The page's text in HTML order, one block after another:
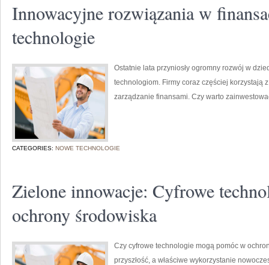
Innowacyjne rozwiązania w
technologie
Ostatnie lata przyniosły ogromny rozwój w
technologiom. Firmy coraz częściej korzystają
zarządzanie finansami. Czy warto
CATEGORIES: NOWE TECHNOLOGIE
Zielone innowacje: Cyfrowe
ochrony środowiska
Czy cyfrowe technologie mogą pomóc w
przyszłość, a właściwe wykorzystanie